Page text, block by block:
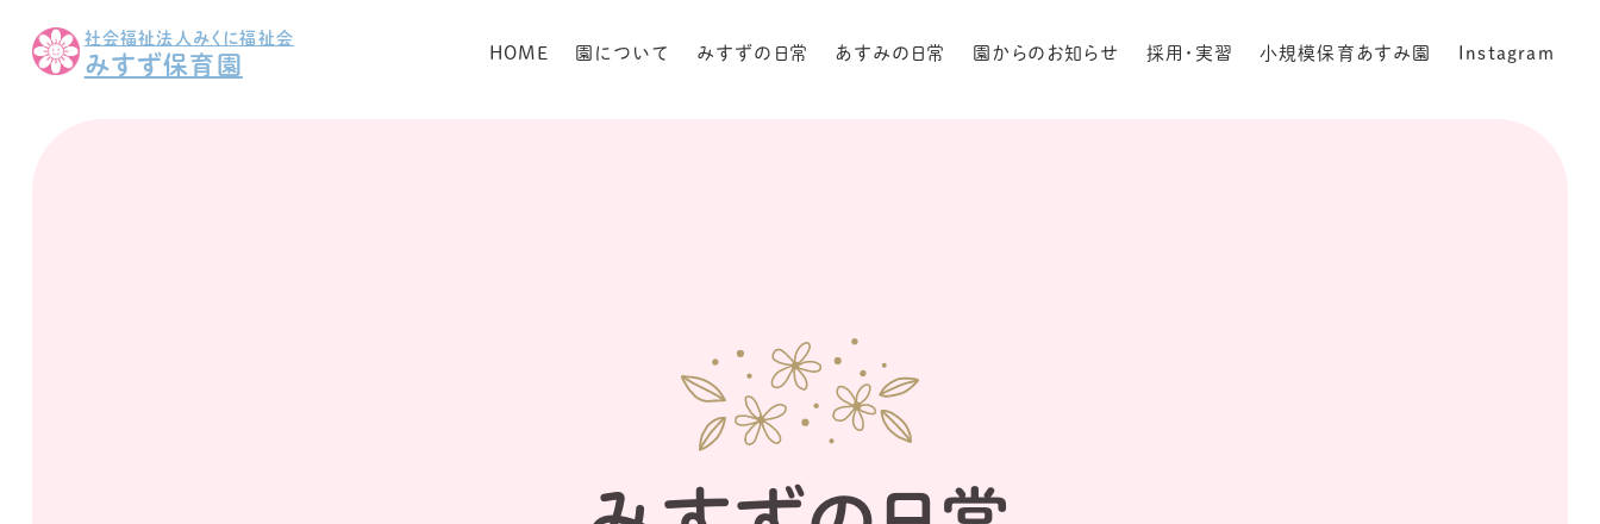
社会福祉法人みくに福祉会
みすず保育園 HOME 園について みすずの日常 あすみの日常 園からのお知らせ 採用・実習 小規模保育あすみ園 Instagram